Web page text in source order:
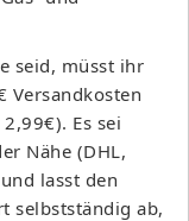
seid, müsst ihr
Versandkosten
Es sei
Nähe (DHL,
lasst den
selbstständig ab,